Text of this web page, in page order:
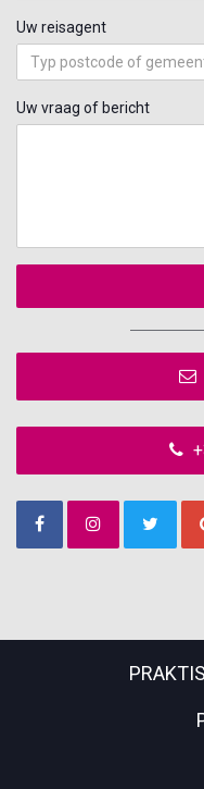
Uw reisagent
Uw vraag of bericht